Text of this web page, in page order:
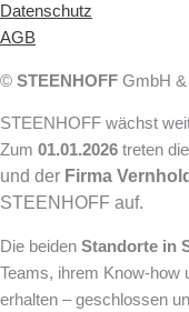
Datenschutz
AGB
© STEENHOFF GmbH
STEENHOFF wächst
Zum 01.01.2026 treten die
und der Firma Vernhold
STEENHOFF auf.
Die beiden Standorte in
Teams, ihrem Know-how
erhalten – geschlossen